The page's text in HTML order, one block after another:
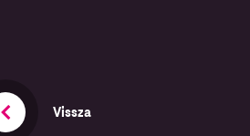
Vissza